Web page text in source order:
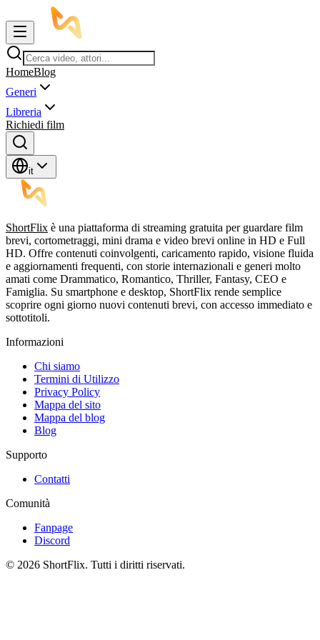
HomeBlog
Generi
Libreria
Richiedi film
it
ShortFlix è una piattaforma di streaming gratuita per guardare film
brevi, cortometraggi, mini drama e video brevi online in HD e Full
HD. Offre contenuti coinvolgenti, caricamento rapido, visione fluida
e aggiornamenti frequenti, con storie internazionali e generi molto
amati come Drammatico, Romantico, Thriller, Fantasy, CEO e
Famiglia. Su smartphone e desktop, ShortFlix rende semplice
scoprire ogni giorno nuovi contenuti brevi, con accesso immediato e
sottotitoli.
Informazioni
Chi siamo
Termini di Utilizzo
Privacy Policy
Mappa del sito
Mappa del blog
Blog
Supporto
Contatti
Comunità
Fanpage
Discord
© 2026 ShortFlix. Tutti i diritti riservati.